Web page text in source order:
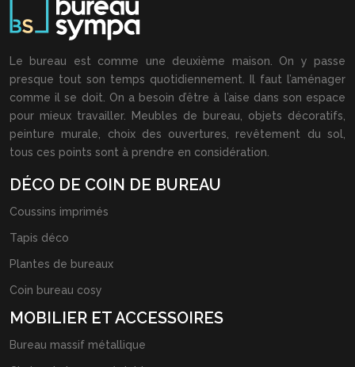
Le bureau est comme une deuxième maison. On y passe
presque tout son temps quotidiennement. Il faut l’aménager
comme il se doit. On a besoin d’être à l’aise dans son espace
pour mieux travailler. Meubles de bureau, objets décoratifs,
peinture murale, choix des ouvertures, revêtement du sol,
tous ces points sont à prendre en considération.
DÉCO DE COIN DE BUREAU
Coussins imprimés
Tapis déco
Plantes de bureaux
Coin bureau cosy
MOBILIER ET ACCESSOIRES
Bureau massif métallique